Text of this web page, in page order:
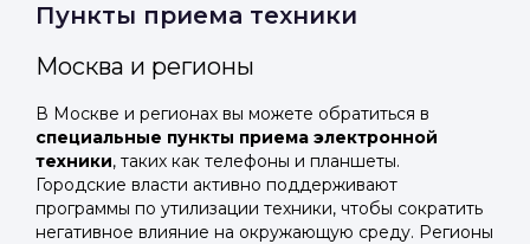
Пункты приема техники
Москва и регионы
В Москве и регионах вы можете обратиться в
специальные пункты приема электронной
техники, таких как телефоны и планшеты.
Городские власти активно поддерживают
программы по утилизации техники, чтобы сократить
негативное влияние на окружающую среду. Регионы